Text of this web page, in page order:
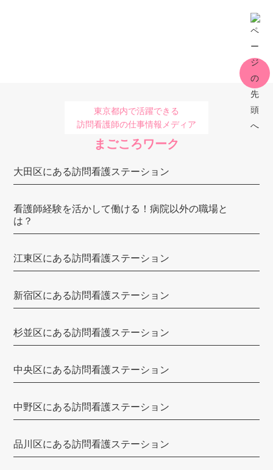
さかいリハ訪問看護ステーション・東京
中央リハ訪問看護ステーション
まるこ訪問看護ステーション
陽だまり訪問看護ステーション
訪問看護ステーション
バウム
訪問看護ステーションみなもと
MIRAI訪問看護ステーション東京
訪問看護ステーションはなえみ
ホームナースステーションin芝公園
東京都内で活躍できる
訪問看護師の仕事情報メディア
まごころワーク
大田区にある訪問看護ステーション
看護師経験を活かして働ける！病院以外の職場と
は？
江東区にある訪問看護ステーション
新宿区にある訪問看護ステーション
杉並区にある訪問看護ステーション
中央区にある訪問看護ステーション
中野区にある訪問看護ステーション
品川区にある訪問看護ステーション